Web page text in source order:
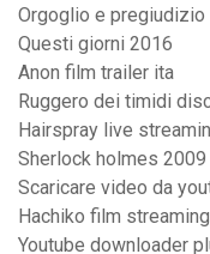
Orgoglio e
Questi giorni 2016
Anon film trailer ita
Ruggero dei timidi
Hairspray live
Sherlock holmes
Scaricare video da
Hachiko film
Youtube downloader